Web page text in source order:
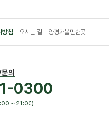
방침 오시는 길 양평가볼만한곳
의
0300
~ 21:00)